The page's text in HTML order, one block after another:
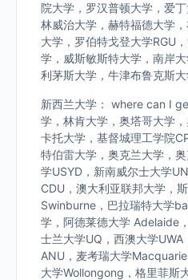
院大学，罗汉普顿大学，爱
林威治大学，赫特福德大学
大学，罗伯特戈登大学RGU
学，威斯敏斯特大学，南岸
利茅斯大学，牛津布鲁克斯
新西兰大学： where can I
学，林肯大学，奥塔哥大学
卡托大学，基督城理工学院
特伯雷大学，奥克兰大学，
学USYD，新南威尔士大学
CDU，澳大利亚联邦大学，
Swinburne，巴拉瑞特大学
学，阿德莱德大学 Adelaide
士兰大学UQ，西澳大学
ANU，麦考瑞大学
大学Wollongong，格里菲斯